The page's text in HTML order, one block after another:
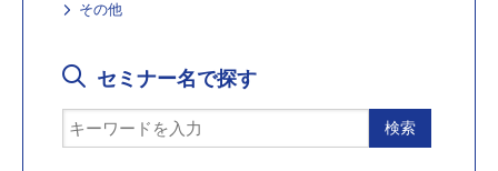
その他
セミナー名で探す